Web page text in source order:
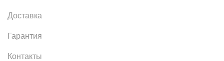
Доставка
Гарантия
Контакты